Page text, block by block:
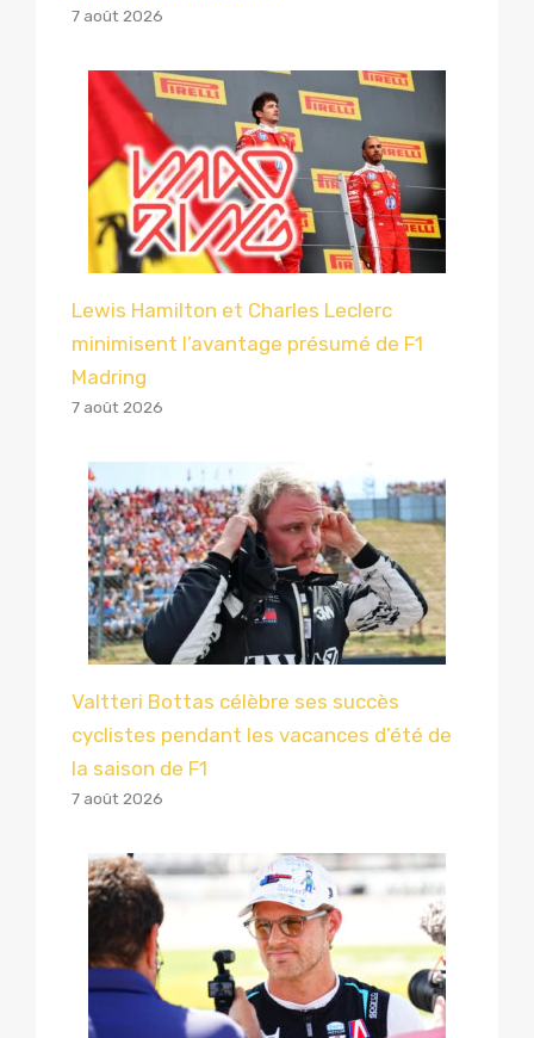
7 août 2026
Lewis Hamilton et Charles Leclerc
minimisent l’avantage présumé de F1
Madring
7 août 2026
Valtteri Bottas célèbre ses succès
cyclistes pendant les vacances d’été de
la saison de F1
7 août 2026